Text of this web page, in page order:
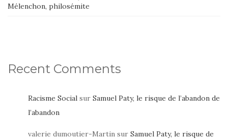
Mélenchon, philosémite
Recent Comments
Racisme Social sur Samuel Paty, le risque de l’abandon de
l’abandon
valerie dumoutier-Martin sur Samuel Paty, le risque de